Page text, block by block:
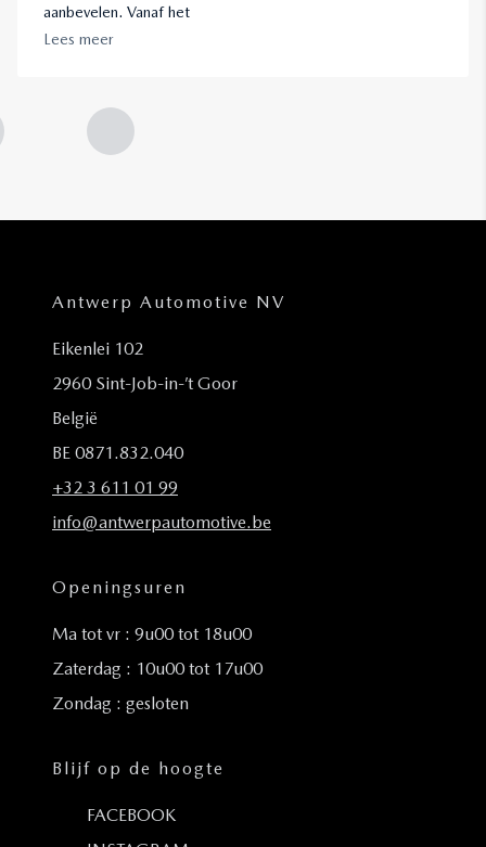
aanbevelen. Vanaf het
Lees meer
Antwerp Automotive NV
Eikenlei 102
2960 Sint-Job-in-’t Goor
België
BE 0871.832.040
+32 3 611 01 99
info@antwerpautomotive.be
Openingsuren
Ma tot vr : 9u00 tot 18u00
Zaterdag : 10u00 tot 17u00
Zondag : gesloten
Blijf op de hoogte
FACEBOOK